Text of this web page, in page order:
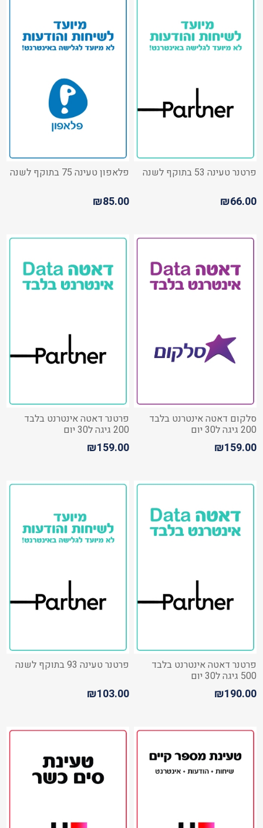
פרטנר טעינה 53 בתוקף לשנה
₪66.00
פלאפון טעינה 75 בתוקף לשנה
₪85.00
סלקום דאטה אינטרנט בלבד
200 גיגה ל30 יום
₪159.00
פרטנר דאטה אינטרנט בלבד
200 גיגה ל30 יום
₪159.00
פרטנר דאטה אינטרנט בלבד
500 גיגה ל30 יום
₪190.00
פרטנר טעינה 93 בתוקף לשנה
₪103.00